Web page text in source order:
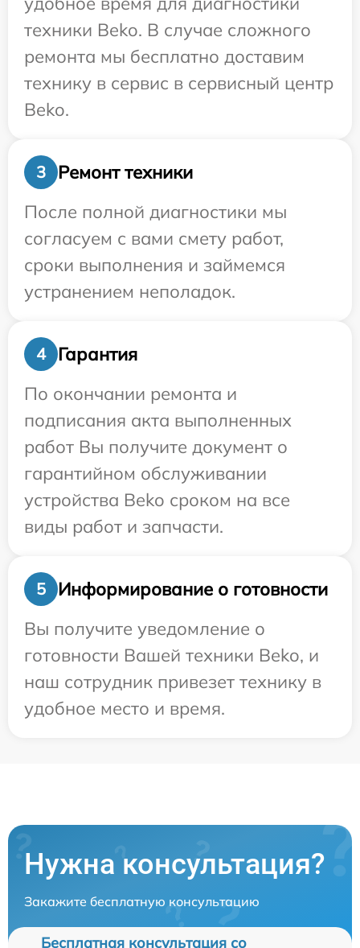
техники Beko. В случае сложного
ремонта мы бесплатно доставим
технику в сервис в сервисный центр
Beko.
3
Ремонт техники
После полной диагностики мы
согласуем с вами смету работ,
сроки выполнения и займемся
устранением неполадок.
4
Гарантия
По окончании ремонта и
подписания акта выполненных
работ Вы получите документ о
гарантийном обслуживании
устройства Beko сроком на все
виды работ и запчасти.
5
Информирование о готовности
Вы получите уведомление о
готовности Вашей техники Beko, и
наш сотрудник привезет технику в
удобное место и время.
Нужна консультация?
Закажите бесплатную консультацию
Бесплатная консультация со